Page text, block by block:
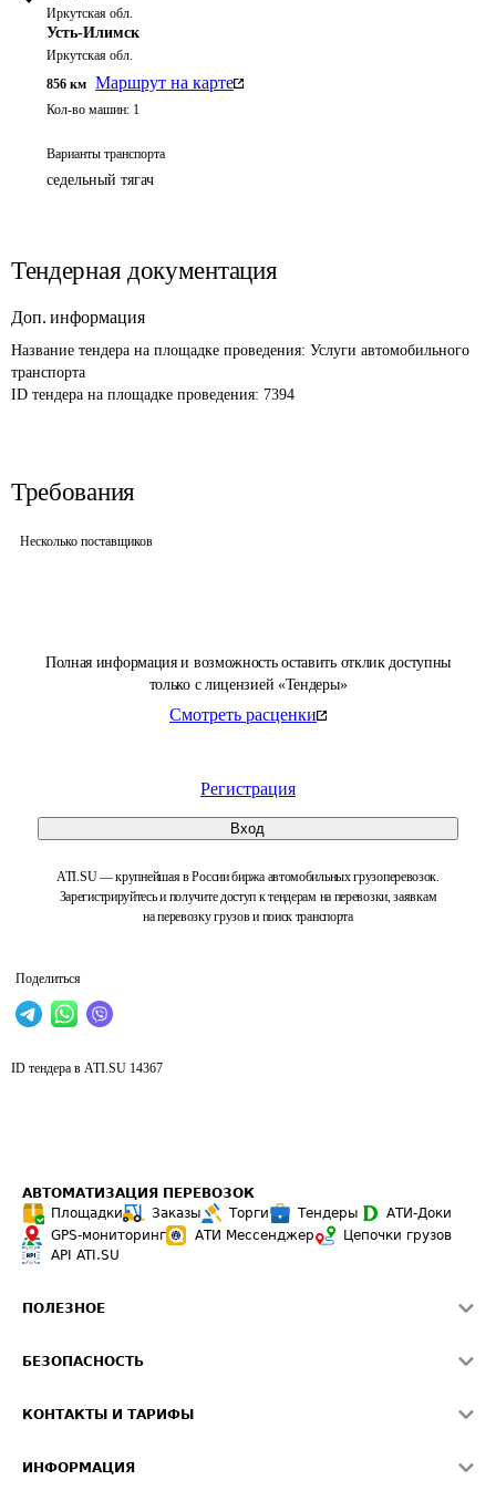
Полная информация и возможность оставить отклик доступны
только с лицензией «Тендеры»
Смотреть расценки
Регистрация
Вход
ATI.SU — крупнейшая в России биржа автомобильных грузоперевозок.
Зарегистрируйтесь и получите доступ к тендерам на перевозки, заявкам
на перевозку грузов и поиск транспорта
Поделиться
Иркутская обл.
Усть-Илимск
Иркутская обл.
856 км Маршрут на карте
Кол-во машин: 1
Варианты транспорта
седельный тягач
Тендерная документация
Доп. информация
Название тендера на площадке проведения: Услуги автомобильного
транспорта
ID тендера на площадке проведения: 7394
Требования
Несколько поставщиков
ID тендера в ATI.SU 14367
АВТОМАТИЗАЦИЯ ПЕРЕВОЗОК
Площадки
Заказы Торги Тендеры
АТИ-Доки
GPS-мониторинг
АТИ Мессенджер
Цепочки грузов
API ATI.SU
ПОЛЕЗНОЕ
Звезды ATI.SU на вашем сайте
Средние ставки
БЕЗОПАСНОСТЬ
Светофор+
КОНТАКТЫ И ТАРИФЫ
ИНФОРМАЦИЯ